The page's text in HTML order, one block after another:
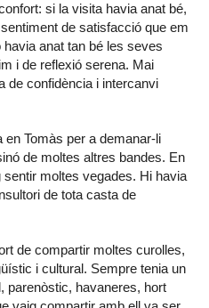
si la visita havia anat bé,
de satisfacció que em
anat tan bé les seves
i de reflexió serena. Mai
de confidència i intercanvi
en Tomàs per a demanar-li
de moltes altres bandes. En
moltes vegades. Hi havia
de tota casta de
de compartir moltes curolles,
i cultural. Sempre tenia un
parenòstic, havaneres, hort